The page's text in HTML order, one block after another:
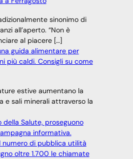
sinonimo di
all’aperto. “Non è
al piacere […]
guida alimentare per
più caldi. Consigli su come
estive aumentano la
e sali minerali attraverso la
della Salute, proseguono
informativa.
numero di pubblica utilità
oltre 1.700 le chiamate